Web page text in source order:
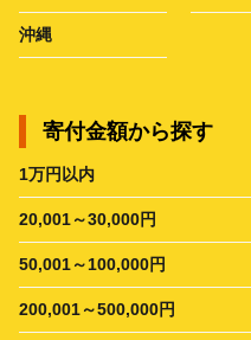
沖縄
寄付金額から探す
1万円以内
20,001～30,000円
50,001～100,000円
200,001～500,000円